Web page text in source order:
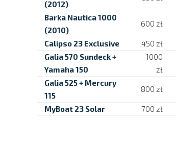
(2012)
Barka Nautica 1000
(2010)
600 zł
Calipso 23 Exclusive 450 zł
Galia 570 Sundeck +
Yamaha 150
1000
zł
Galia 525 + Mercury
115
800 zł
MyBoat 23 Solar 700 zł